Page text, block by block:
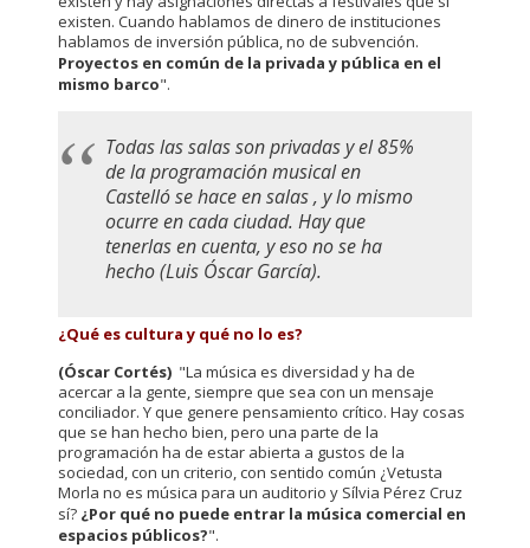
existen. Cuando hablamos de dinero de instituciones
hablamos de inversión pública, no de subvención.
Proyectos en común de la privada y pública en el
mismo barco".
Todas las salas son privadas y el 85%
de la programación musical en
Castelló se hace en salas , y lo mismo
ocurre en cada ciudad. Hay que
tenerlas en cuenta, y eso no se ha
hecho (Luis Óscar García).
¿Qué es cultura y qué no lo es?
(Óscar Cortés) "La música es diversidad y ha de
acercar a la gente, siempre que sea con un mensaje
conciliador. Y que genere pensamiento crítico. Hay cosas
que se han hecho bien, pero una parte de la
programación ha de estar abierta a gustos de la
sociedad, con un criterio, con sentido común ¿Vetusta
Morla no es música para un auditorio y Sílvia Pérez Cruz
sí? ¿Por qué no puede entrar la música comercial en
espacios públicos?".